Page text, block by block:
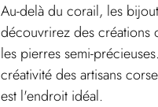
Au-delà du corail, les
découvrirez des créations
les pierres semi-
créativité des artisans
est l'endroit idéal.